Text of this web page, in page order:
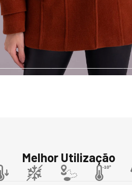
Melhor Utilização